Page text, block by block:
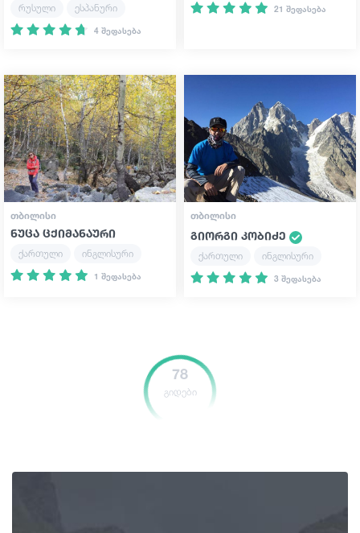
რუსული
ესპანური
4 შეფასება
21 შეფასება
ᲗᲑᲘᲚᲘᲡᲘ
ნუცა ცქიმანაური
ქართული ინგლისური
1 შეფასება
ᲗᲑᲘᲚᲘᲡᲘ
გიორგი კობიძე
ქართული ინგლისური
3 შეფასება
78
გიდები